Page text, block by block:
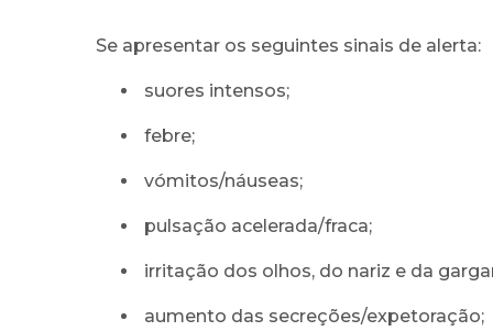
Se apresentar os seguintes sinais de alerta:
suores intensos;
febre;
vómitos/náuseas;
pulsação acelerada/fraca;
irritação dos olhos, do nariz e da
aumento das secreções/expetoração;